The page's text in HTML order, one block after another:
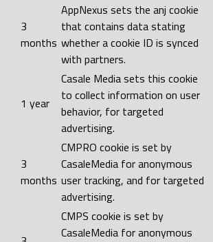
3
months
AppNexus sets the anj cookie
that contains data stating
whether a cookie ID is synced
with partners.
1 year
Casale Media sets this cookie
to collect information on user
behavior, for targeted
advertising.
3
months
CMPRO cookie is set by
CasaleMedia for anonymous
user tracking, and for targeted
advertising.
CMPS cookie is set by
CasaleMedia for anonymous